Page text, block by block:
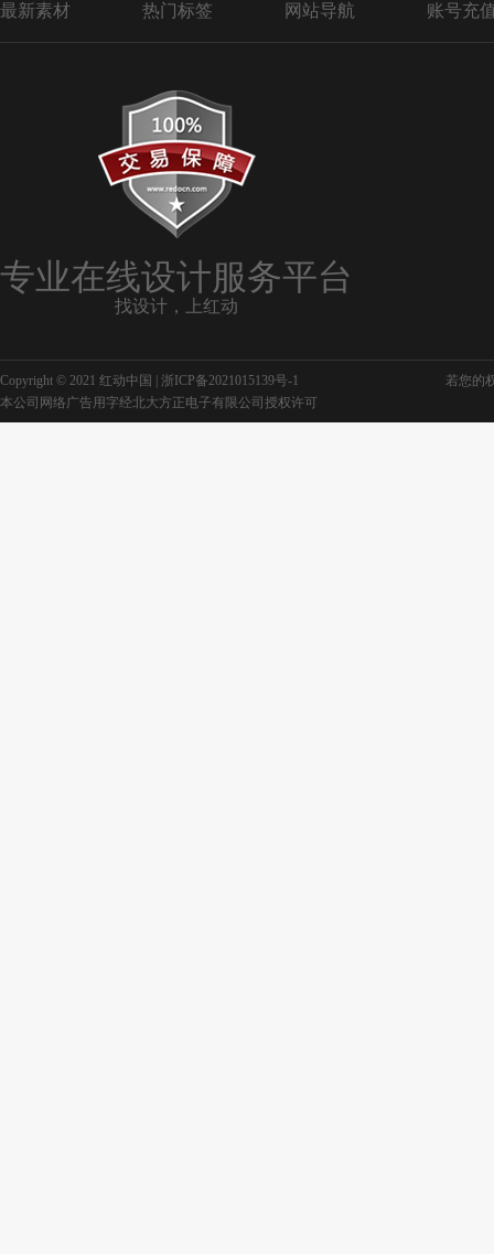
最新素材 热门标签 网站导航 账号充
专业在线设计服务平台
找设计，上红动
Copyright © 2021 红动中国 | 浙ICP备2021015139号-1
若您的
本公司网络广告用字经北大方正电子有限公司授权许可